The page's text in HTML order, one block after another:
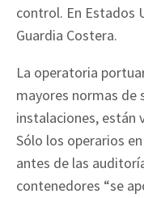
control. En Estados
Guardia Costera.
La operatoria
mayores normas de
instalaciones, están
Sólo los operarios
antes de las
contenedores “se